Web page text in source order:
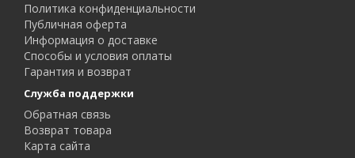
Политика конфиденциальности
Публичная оферта
Информация о доставке
Способы и условия оплаты
Гарантия и возврат
Служба поддержки
Обратная связь
Возврат товара
Карта сайта